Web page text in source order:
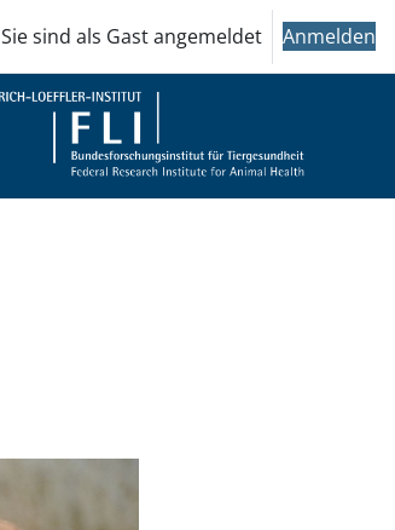
Sie sind als Gast angemeldet Anmelden